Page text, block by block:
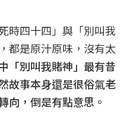
時四十四」與「別叫我
都是原汁原味，沒有太
「別叫我賭神」最有昔
故事本身還是很俗氣老
向，倒是有點意思。